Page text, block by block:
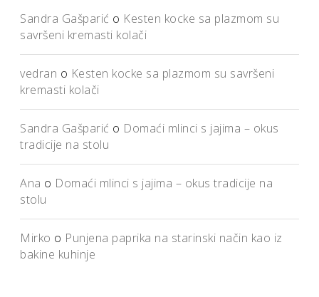
Sandra Gašparić o Kesten kocke sa plazmom su
savršeni kremasti kolači
vedran o Kesten kocke sa plazmom su savršeni
kremasti kolači
Sandra Gašparić o Domaći mlinci s jajima – okus
tradicije na stolu
Ana o Domaći mlinci s jajima – okus tradicije na
stolu
Mirko o Punjena paprika na starinski način kao iz
bakine kuhinje